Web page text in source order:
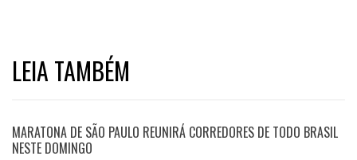
LEIA TAMBÉM
MARATONA DE SÃO PAULO REUNIRÁ CORREDORES DE TODO BRASIL
NESTE DOMINGO